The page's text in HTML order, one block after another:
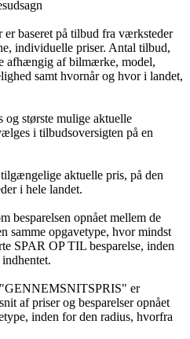
er baseret på tilbud fra værksteder
individuelle priser. Antal tilbud,
afhængig af bilmærke, model,
samt hvornår og hvor i landet,
og største mulige aktuelle
i tilbudsoversigten på en
aktuelle pris, på den
i hele landet.
besparelsen opnået mellem de
samme opgavetype, hvor mindst
SPAR OP TIL besparelse, inden
er
af priser og besparelser opnået
inden for den radius, hvorfra